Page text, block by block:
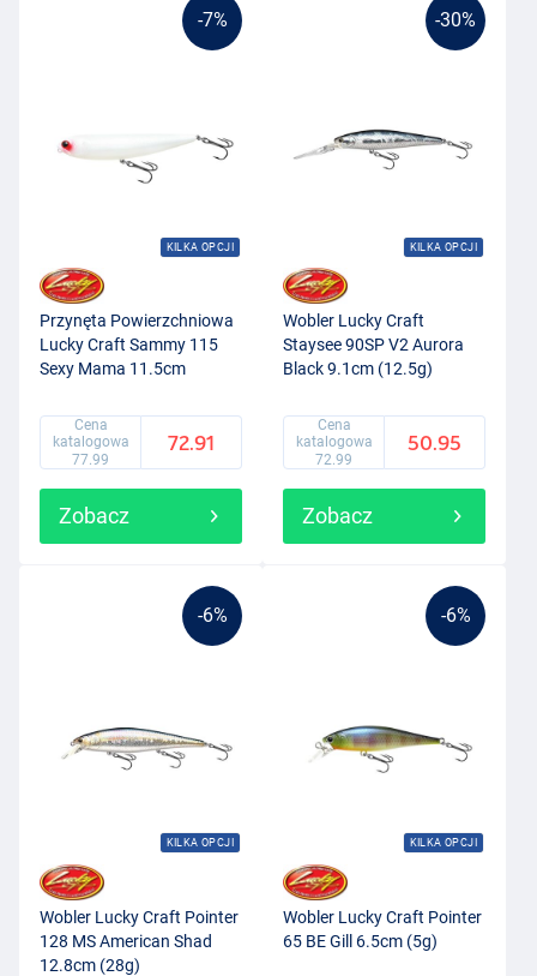
-7%
KILKA OPCJI
Przynęta Powierzchniowa
Lucky Craft Sammy 115
Sexy Mama 11.5cm
Cena
katalogowa
77.99
72.91
Zobacz
-30%
KILKA OPCJI
Wobler Lucky Craft
Staysee 90SP V2 Aurora
Black 9.1cm (12.5g)
Cena
katalogowa
72.99
50.95
Zobacz
-6%
KILKA OPCJI
Wobler Lucky Craft Pointer
128 MS American Shad
12.8cm (28g)
-6%
KILKA OPCJI
Wobler Lucky Craft Pointer
65 BE Gill 6.5cm (5g)